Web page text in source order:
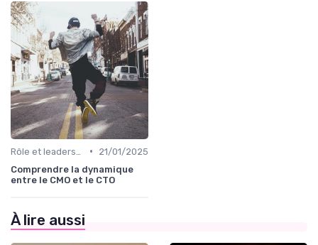
•
21/01/2025
Comprendre la dynamique
entre le CMO et le CTO
À lire aussi